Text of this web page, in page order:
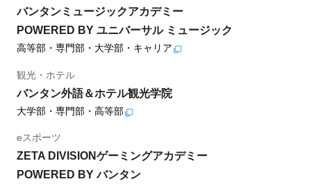
バンタンミュージックアカデミー
POWERED BY ユニバーサル ミュージック
高等部・専門部・大学部・キャリア
観光・ホテル
バンタン外語＆ホテル観光学院
大学部・専門部・高等部
eスポーツ
ZETA DIVISIONゲーミングアカデミー
POWERED BY バンタン